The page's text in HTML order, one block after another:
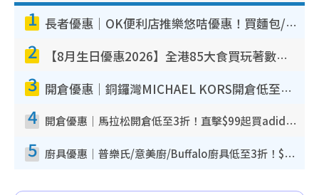
1 長者優惠｜OK便利店推樂悠咭優惠！買麵包/牛奶/保健品拍卡即減
2 【8月生日優惠2026】全港85大食買玩著數攻略 自助餐/火鍋放題同行免費＋誠品/DONKI送現金券
3 開倉優惠｜銅鑼灣MICHAEL KORS開倉低至17折！直擊$500起買手袋/銀包/鞋款 必買經典Jet Set系列
4 開倉優惠｜馬拉松開倉低至3折！直擊$99起買adidas／New Balance／Puma鞋款 STANLEY保溫杯劈價至$119起
5 廚具優惠｜普樂氏/意美廚/Buffalo廚具低至3折！$89起買煎鍋／炒鑊／個人鍋 同場小家電激減至$99起